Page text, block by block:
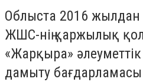
Облыста 2016 жылдан
ЖШС-нің қаржылық
«Жарқыра» әлеуметтік
дамыту